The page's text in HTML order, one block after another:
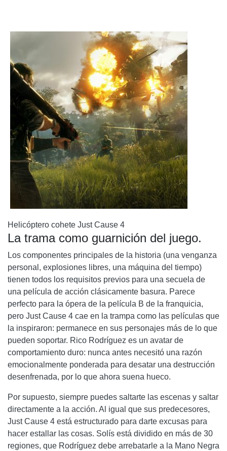
Helicóptero cohete Just Cause 4
La trama como guarnición del juego.
Los componentes principales de la historia (una venganza
personal, explosiones libres, una máquina del tiempo)
tienen todos los requisitos previos para una secuela de
una película de acción clásicamente basura. Parece
perfecto para la ópera de la película B de la franquicia,
pero Just Cause 4 cae en la trampa como las películas que
la inspiraron: permanece en sus personajes más de lo que
pueden soportar. Rico Rodríguez es un avatar de
comportamiento duro: nunca antes necesitó una razón
emocionalmente ponderada para desatar una destrucción
desenfrenada, por lo que ahora suena hueco.
Por supuesto, siempre puedes saltarte las escenas y saltar
directamente a la acción. Al igual que sus predecesores,
Just Cause 4 está estructurado para darte excusas para
hacer estallar las cosas. Solís está dividido en más de 30
regiones, que Rodríguez debe arrebatarle a la Mano Negra